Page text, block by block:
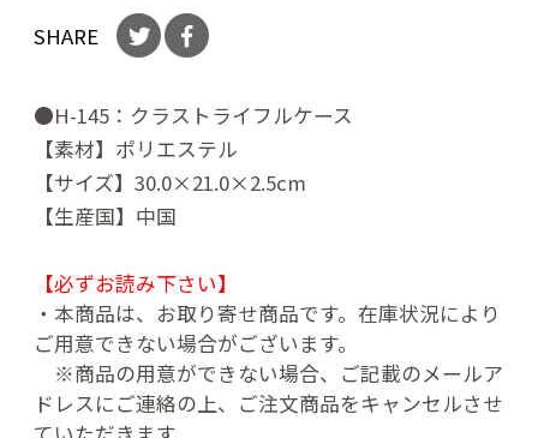
SHARE
お買い物を続ける カートへ進む
●H-145：クラストライフルケース
【素材】ポリエステル
【サイズ】30.0×21.0×2.5cm
【生産国】中国
【必ずお読み下さい】
・本商品は、お取り寄せ商品です。在庫状況により
ご用意できない場合がございます。
※商品の用意ができない場合、ご記載のメールア
ドレスにご連絡の上、ご注文商品をキャンセルさせ